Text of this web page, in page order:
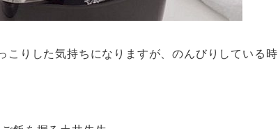
こりした気持ちになりますが、のんびりしている時